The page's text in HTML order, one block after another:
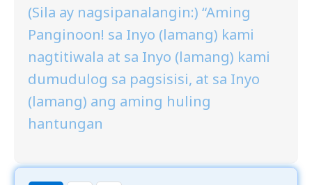
(Sila ay nagsipanalangin:) “Aming
Panginoon! sa Inyo (lamang) kami
nagtitiwala at sa Inyo (lamang) kami
dumudulog sa pagsisisi, at sa Inyo
(lamang) ang aming huling
hantungan